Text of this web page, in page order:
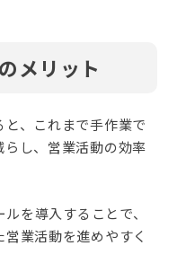
メリット
、これまで手作業で
し、営業活動の効率
を導入することで、
業活動を進めやすく